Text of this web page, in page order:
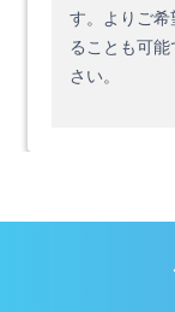
す。 よりご
ることも可
さい。